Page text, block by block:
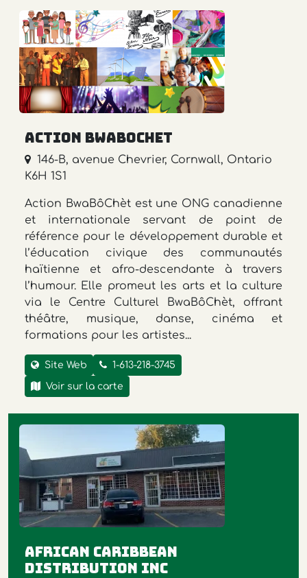
Action Bwabochet
146-B, avenue Chevrier, Cornwall, Ontario
K6H 1S1
Action BwaBôChèt est une ONG canadienne
et internationale servant de point de
référence pour le développement durable et
l’éducation civique des communautés
haïtienne et afro-descendante à travers
l’humour. Elle promeut les arts et la culture
via le Centre Culturel BwaBôChèt, offrant
théâtre, musique, danse, cinéma et
formations pour les artistes...
Site Web 1-613-218-3745
Voir sur la carte
African Caribbean
Distribution Inc